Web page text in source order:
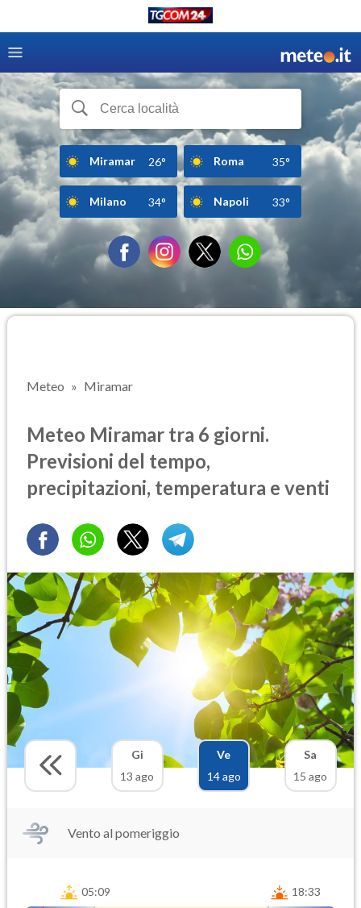
Miramar 26° Roma 35°
Milano 34° Napoli 33°
Meteo Miramar
Meteo Miramar tra 6 giorni.
Previsioni del tempo,
precipitazioni, temperatura e venti
Gi
13 ago
Ve
14 ago
Sa
15 ago
Vento al pomeriggio
05:09 18:33